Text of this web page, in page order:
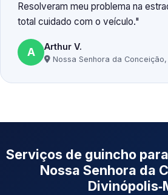
Resolveram meu problema na
total cuidado com o veículo.
A Arthur V.
Nossa Senhora da Conceição,
Serviços de guincho
Nossa Senhora da